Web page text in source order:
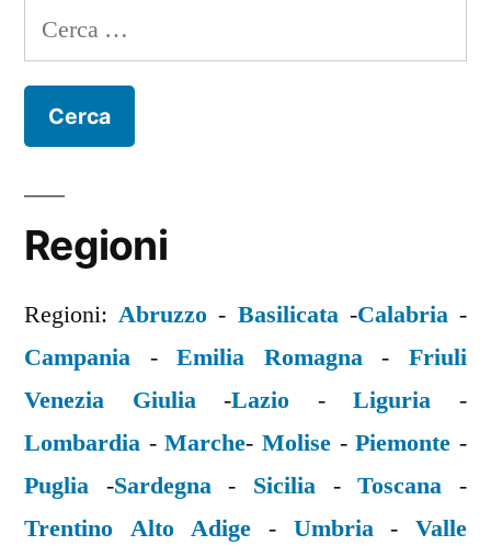
Ricerca
per:
Regioni
Regioni:Abruzzo - Basilicata-Calabria-
Campania -Emilia Romagna-Friuli
Venezia Giulia-Lazio -Liguria -
Lombardia -Marche-Molise -Piemonte -
Puglia -Sardegna- Sicilia -Toscana -
Trentino Alto Adige - Umbria-Valle